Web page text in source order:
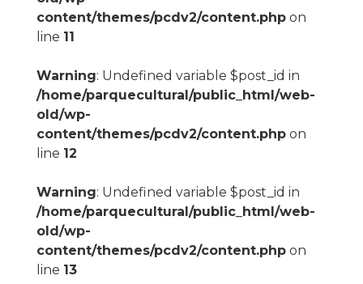
content/themes/pcdv2/content.phpon
line 11
Warning: Undefined variable $post_id in
/home/parquecultural/public_html/web-
old/wp-
content/themes/pcdv2/content.phpon
line 12
Warning: Undefined variable $post_id in
/home/parquecultural/public_html/web-
old/wp-
content/themes/pcdv2/content.phpon
line 13